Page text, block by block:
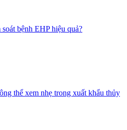
bệnh EHP hiệu quả?
thể xem nhẹ trong xuất khẩu thủy